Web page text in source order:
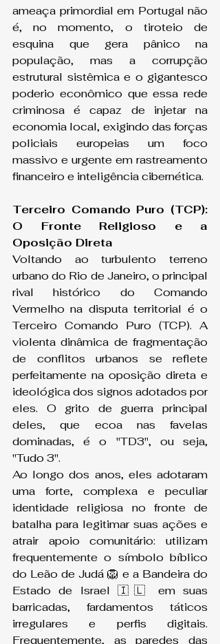
ameaça primordial em Portugal não
é, no momento, o tiroteio de
esquina que gera pânico na
população, mas a corrupção
estrutural sistêmica e o gigantesco
poderio econômico que essa rede
criminosa é capaz de injetar na
economia local, exigindo das forças
policiais europeias um foco
massivo e urgente em rastreamento
financeiro e inteligência cibernética.
Terceiro Comando Puro (TCP):
O Fronte Religioso e a
Oposição Direta
Voltando ao turbulento terreno
urbano do Rio de Janeiro, o principal
rival histórico do Comando
Vermelho na disputa territorial é o
Terceiro Comando Puro (TCP). A
violenta dinâmica de fragmentação
de conflitos urbanos se reflete
perfeitamente na oposição direta e
ideológica dos signos adotados por
eles. O grito de guerra principal
deles, que ecoa nas favelas
dominadas, é o "TD3", ou seja,
"Tudo 3".
Ao longo dos anos, eles adotaram
uma forte, complexa e peculiar
identidade religiosa no fronte de
batalha para legitimar suas ações e
atrair apoio comunitário: utilizam
frequentemente o símbolo bíblico
do Leão de Judá 🦁 e a Bandeira do
Estado de Israel 🇮🇱 em suas
barricadas, fardamentos táticos
irregulares e perfis digitais.
Frequentemente, as paredes das